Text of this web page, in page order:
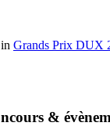
in Grands Prix DUX
&